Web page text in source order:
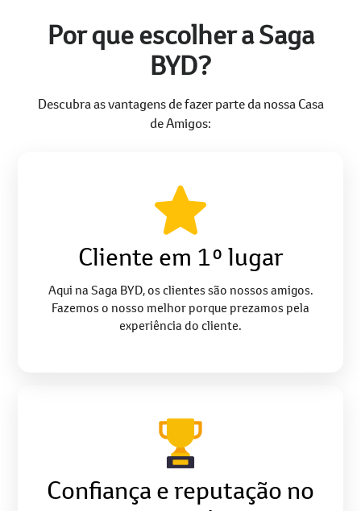
BYD?
Descubra as vantagens de fazer parte da nossa Casa
de Amigos:
Cliente em 1º lugar
Aqui na Saga BYD, os clientes são nossos amigos.
Fazemos o nosso melhor porque prezamos pela
experiência do cliente.
Confiança e reputação no
mercado